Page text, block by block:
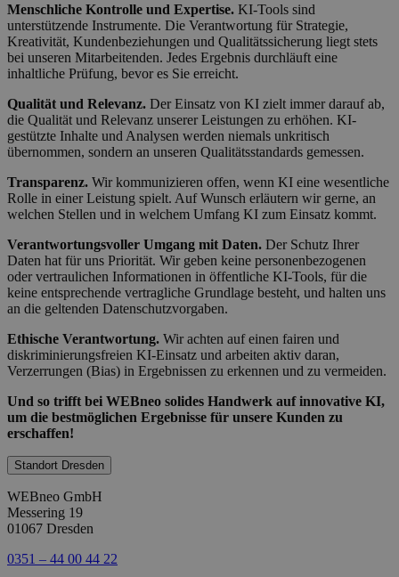
Menschliche Kontrolle und Expertise. KI-Tools sind
unterstützende Instrumente. Die Verantwortung für Strategie,
Kreativität, Kundenbeziehungen und Qualitätssicherung liegt stets
bei unseren Mitarbeitenden. Jedes Ergebnis durchläuft eine
inhaltliche Prüfung, bevor es Sie erreicht.
Qualität und Relevanz. Der Einsatz von KI zielt immer darauf ab,
die Qualität und Relevanz unserer Leistungen zu erhöhen. KI-
gestützte Inhalte und Analysen werden niemals unkritisch
übernommen, sondern an unseren Qualitätsstandards gemessen.
Transparenz. Wir kommunizieren offen, wenn KI eine wesentliche
Rolle in einer Leistung spielt. Auf Wunsch erläutern wir gerne, an
welchen Stellen und in welchem Umfang KI zum Einsatz kommt.
Verantwortungsvoller Umgang mit Daten. Der Schutz Ihrer
Daten hat für uns Priorität. Wir geben keine personenbezogenen
oder vertraulichen Informationen in öffentliche KI-Tools, für die
keine entsprechende vertragliche Grundlage besteht, und halten uns
an die geltenden Datenschutzvorgaben.
Ethische Verantwortung. Wir achten auf einen fairen und
diskriminierungsfreien KI-Einsatz und arbeiten aktiv daran,
Verzerrungen (Bias) in Ergebnissen zu erkennen und zu vermeiden.
Und so trifft bei WEBneo solides Handwerk auf innovative KI,
um die bestmöglichen Ergebnisse für unsere Kunden zu
erschaffen!
Standort Dresden
WEBneo GmbH
Messering 19
01067 Dresden
0351 – 44 00 44 22